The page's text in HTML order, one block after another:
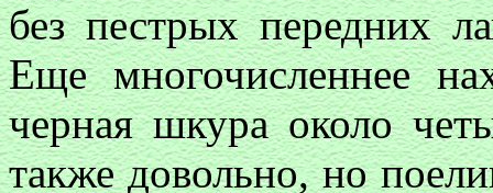
без пестрых передних
Еще многочисленнее
черная шкура около
также довольно, но